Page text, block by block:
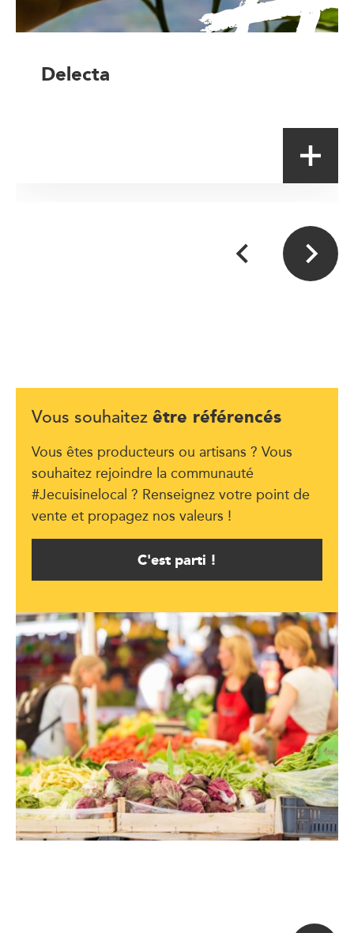
Delecta
Vous souhaitez être référencés
Vous êtes producteurs ou artisans ? Vous
souhaitez rejoindre la communauté
#Jecuisinelocal ? Renseignez votre point de
vente et propagez nos valeurs !
C'est parti !